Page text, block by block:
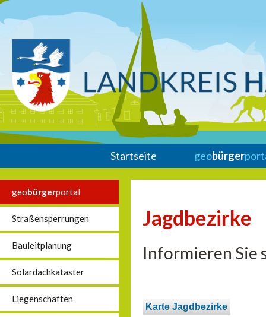
Startseite geobürger
geobürgerportal
Straßensperrungen
Bauleitplanung
Solardachkataster
Liegenschaften
Jagdbezirke
Informieren Sie
Karte Jagdbezirke